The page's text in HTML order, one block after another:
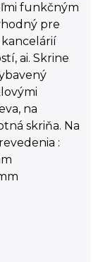
funkčným
pre
ai. Skrine
na
skriňa. Na
: